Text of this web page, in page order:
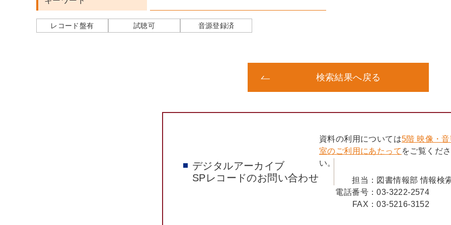
レコード盤有 試聴可 音源登録済
検索結果へ戻る
デジタルアーカイブ
SPレコードのお問い合わせ
資料の利用については5階 映像・
室のご利用にあたって をご覧くださ
い。
担当： 図書情報部 情報検
電話番号：03-3222-2574
FAX：03-5216-3152